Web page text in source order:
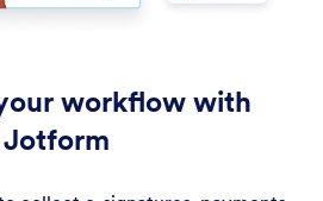
workflow with
Jotform